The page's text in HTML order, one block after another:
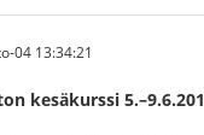
04 13:34:21
kesäkurssi